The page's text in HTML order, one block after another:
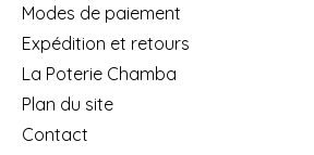
Modes de paiement
Expédition et retours
La Poterie Chamba
Plan du site
Contact